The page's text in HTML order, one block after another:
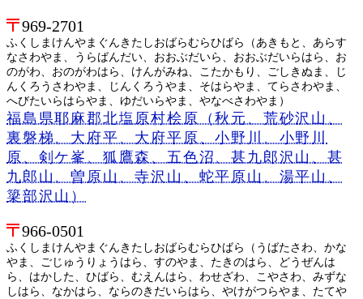
969-2701
ふくしまけんやまぐんきたしおばらむらひばら（あきもと、あらす
なさわやま、うらばんだい、おおぶだいら、おおぶだいらはら、お
のがわ、おのがわはら、けんがみね、こたかもり、ごしきぬま、じ
んくろうさわやま、じんくろうやま、そはらやま、てらさわやま、
へびたいらはらやま、ゆだいらやま、やなべさわやま）
福島県耶麻郡北塩原村桧原（秋元、荒砂沢山、
裏磐梯、大府平、大府平原、小野川、小野川
原、剣ケ峯、狐鷹森、五色沼、甚九郎沢山、甚
九郎山、曽原山、寺沢山、蛇平原山、湯平山、
簗部沢山）
966-0501
ふくしまけんやまぐんきたしおばらむらひばら（うばたさわ、かな
やま、ごじゅうりょうはら、すのやま、たきのはら、どうぜんは
ら、はかした、ひばら、むえんはら、わせざわ、こやさわ、みずな
しはら、なかはら、ならのきだいらはら、やけがつらやま、たてや